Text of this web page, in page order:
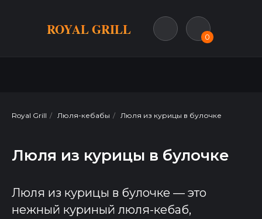
Royal Grill / Люля-кебабы / Люля из курицы в булочке
Люля из курицы в булочке
Люля из курицы в булочке — это
нежный куриный люля-кебаб,